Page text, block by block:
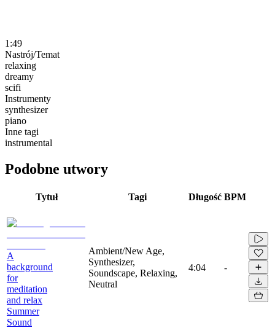
1:49
Nastrój/Temat
relaxing
dreamy
scifi
Instrumenty
synthesizer
piano
Inne tagi
instrumental
Podobne utwory
Tytuł Tagi Długość BPM
A
background
for
meditation
and relax
Summer
Sound
Ambient/New Age,
Synthesizer,
Soundscape, Relaxing,
Neutral
4:04 -